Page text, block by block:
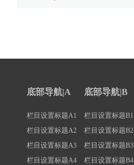
底部导航|A
栏目设置标题A1
栏目设置标题A2
栏目设置标题A3
栏目设置标题A4
底部导航|B
栏目设置标题B1
栏目设置标题B2
栏目设置标题B3
栏目设置标题B4